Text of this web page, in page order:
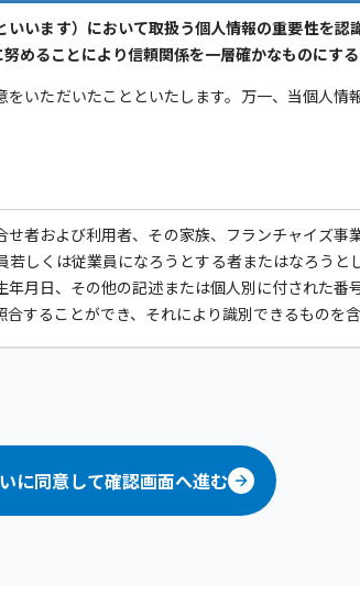
います）において取扱う個人情報の重要性を
めることにより信頼関係を一層確かなものにする
いただいたことといたします。万一、当個人
者および利用者、その家族、フランチャイズ
しくは従業員になろうとする者またはなろう
月日、その他の記述または個人別に付された番
することができ、それにより識別できるものを含
漏洩などの予防並びに是正を行うために、個人
方法および管理方法をより良いものにすべく取り
に同意して確認画面へ進む